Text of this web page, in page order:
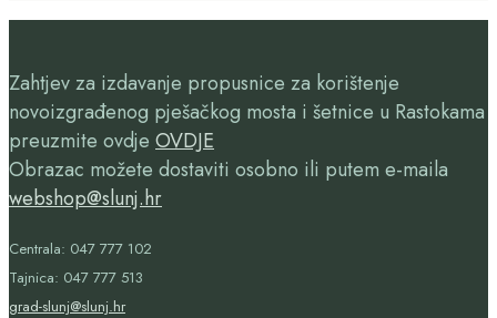
Zahtjev za izdavanje propusnice za korištenje
novoizgrađenog pješačkog mosta i šetnice u Rastokama
preuzmite ovdje OVDJE
Obrazac možete dostaviti osobno ili putem e-maila
webshop@slunj.hr
Centrala: 047 777 102
Tajnica: 047 777 513
grad-slunj@slunj.hr